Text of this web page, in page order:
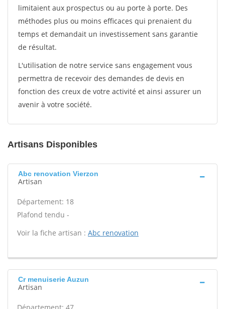
limitaient aux prospectus ou au porte à porte. Des
méthodes plus ou moins efficaces qui prenaient du
temps et demandait un investissement sans garantie
de résultat.
L'utilisation de notre service sans engagement vous
permettra de recevoir des demandes de devis en
fonction des creux de votre activité et ainsi assurer un
avenir à votre société.
Artisans Disponibles
Abc renovation Vierzon
Artisan
Département: 18
Plafond tendu -
Voir la fiche artisan : Abc renovation
Cr menuiserie Auzun
Artisan